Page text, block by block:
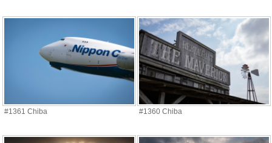
#1361 Chiba #1360 Chiba